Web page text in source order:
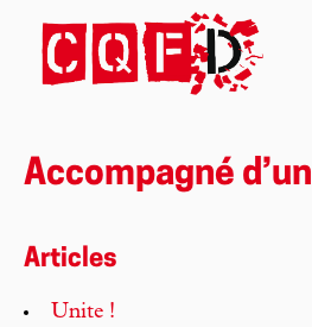
Accompagné d’un
Articles
Unite !